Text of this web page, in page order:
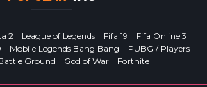
2 League of Legends Fifa 19
Fifa Online 3
Mobile Legends Bang Bang
PUBG / Players
Ground
God of War Fortnite